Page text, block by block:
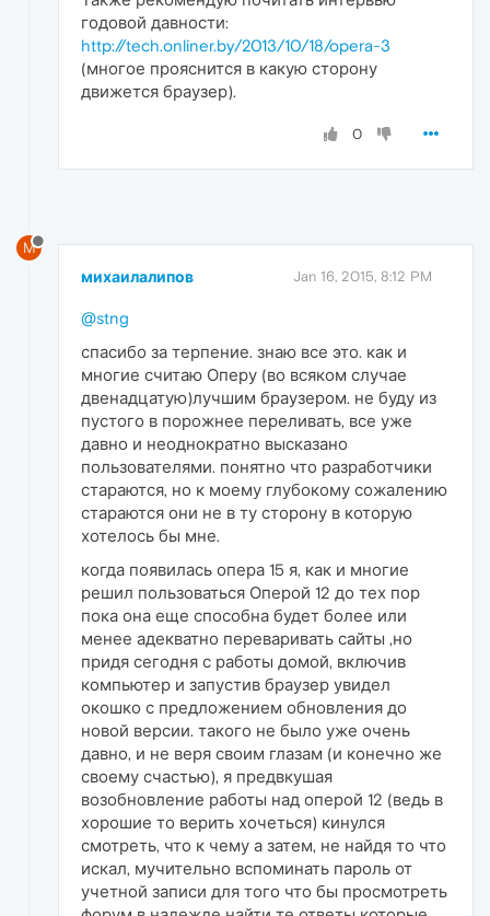
годовой давности:
http://tech.onliner.by/2013/10/18/opera-3
(многое прояснится в какую сторону
движется браузер).
0
М
михаилалипов Jan 16, 2015, 8:12 PM
@stng
спасибо за терпение. знаю все это. как и
многие считаю Оперу (во всяком случае
двенадцатую)лучшим браузером. не буду из
пустого в порожнее переливать, все уже
давно и неоднократно высказано
пользователями. понятно что разработчики
стараются, но к моему глубокому сожалению
стараются они не в ту сторону в которую
хотелось бы мне.
когда появилась опера 15 я, как и многие
решил пользоваться Оперой 12 до тех пор
пока она еще способна будет более или
менее адекватно переваривать сайты ,но
придя сегодня с работы домой, включив
компьютер и запустив браузер увидел
окошко с предложением обновления до
новой версии. такого не было уже очень
давно, и не веря своим глазам (и конечно же
своему счастью), я предвкушая
возобновление работы над оперой 12 (ведь в
хорошие то верить хочеться) кинулся
смотреть, что к чему а затем, не найдя то что
искал, мучительно вспоминать пароль от
учетной записи для того что бы просмотреть